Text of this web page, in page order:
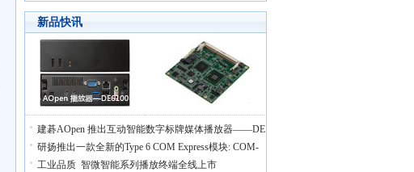
新品快讯
建碁AOpen 推出互动智能数字标牌媒体播放器——DE
研扬推出一款全新的Type 6 COM Express模块: COM-
工业品质 智微智能系列播放终端全线上市